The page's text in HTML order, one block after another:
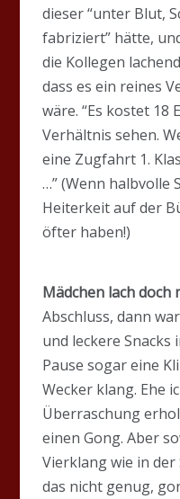
dieser “unter Blut,
fabriziert” hätte,
die Kollegen
dass es ein reines
wäre. “Es kostet 18
Verhältnis sehen.
eine Zugfahrt 1.
…” (Wenn halbvolle
Heiterkeit auf der
öfter haben!)
Mädchen lach doch
Abschluss, dann
und leckere Snacks
Pause sogar eine
Wecker klang. Ehe
Überraschung
einen Gong. Aber
Vierklang wie in der
das nicht genug,